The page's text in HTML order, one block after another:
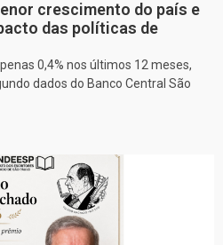
crescimento do país e
das políticas de
0,4% nos últimos 12 meses,
dados do Banco Central São